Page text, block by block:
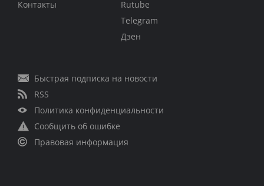
Контакты
Rutube
Telegram
Дзен
Быстрая подписка на новости
RSS
Политика конфиденциальности
Сообщить об ошибке
Правовая информация